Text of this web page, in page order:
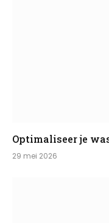
Optimaliseer je
29 mei 2026